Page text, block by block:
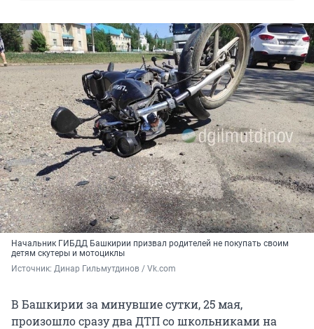
Начальник ГИБДД Башкирии призвал родителей не покупать своим
детям скутеры и мотоциклы
Источник: Динар Гильмутдинов / Vk.com
В Башкирии за минувшие сутки, 25 мая,
произошло сразу два ДТП со школьниками на